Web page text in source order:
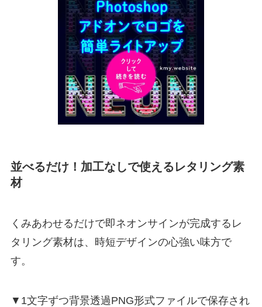
並べるだけ！加工なしで使えるレタリング素
材
くみあわせるだけで即ネオンサインが完成するレ
タリング素材は、時短デザインの心強い味方で
す。
▼1文字ずつ背景透過PNG形式ファイルで保存され